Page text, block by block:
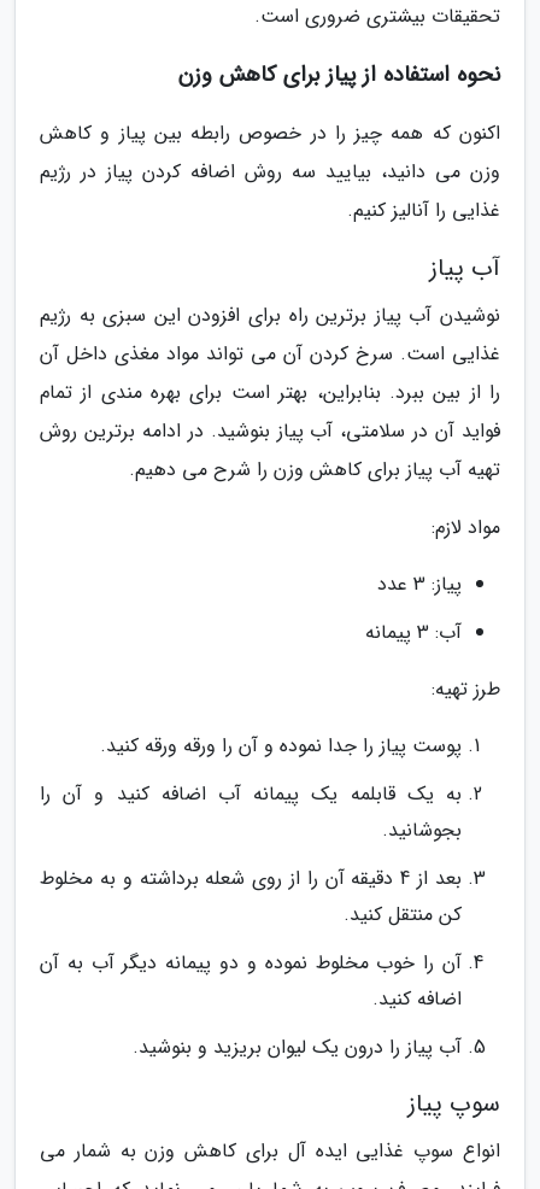
تحقیقات بیشتری ضروری است.
نحوه استفاده از پیاز برای کاهش وزن
اکنون که همه چیز را در خصوص رابطه بین پیاز و کاهش
وزن می دانید، بیایید سه روش اضافه کردن پیاز در رژیم
غذایی را آنالیز کنیم.
آب پیاز
نوشیدن آب پیاز برترین راه برای افزودن این سبزی به رژیم
غذایی است. سرخ کردن آن می تواند مواد مغذی داخل آن
را از بین ببرد. بنابراین، بهتر است برای بهره مندی از تمام
فواید آن در سلامتی، آب پیاز بنوشید. در ادامه برترین روش
تهیه آب پیاز برای کاهش وزن را شرح می دهیم.
مواد لازم:
پیاز: 3 عدد
آب: 3 پیمانه
طرز تهیه:
پوست پیاز را جدا نموده و آن را ورقه ورقه کنید.
به یک قابلمه یک پیمانه آب اضافه کنید و آن را
بجوشانید.
بعد از 4 دقیقه آن را از روی شعله برداشته و به مخلوط
کن منتقل کنید.
آن را خوب مخلوط نموده و دو پیمانه دیگر آب به آن
اضافه کنید.
آب پیاز را درون یک لیوان بریزید و بنوشید.
سوپ پیاز
انواع سوپ غذایی ایده آل برای کاهش وزن به شمار می